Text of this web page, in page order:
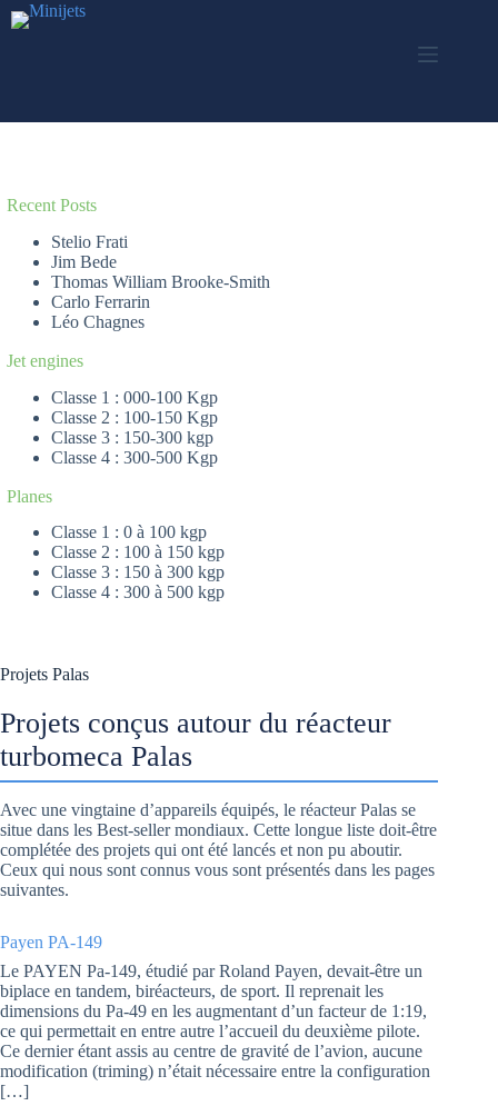
Passer
au
Projets Palas
Projets conçus autour du réacteur
turbomeca Palas
Avec une vingtaine d’appareils équipés, le réacteur Palas se
situe dans les Best-seller mondiaux. Cette longue liste doit-être
complétée des projets qui ont été lancés et non pu aboutir.
Ceux qui nous sont connus vous sont présentés dans les pages
suivantes.
Payen PA-149
Le PAYEN Pa-149, étudié par Roland Payen, devait-être un
biplace en tandem, biréacteurs, de sport. Il reprenait les
dimensions du Pa-49 en les augmentant d’un facteur de 1:19,
ce qui permettait en entre autre l’accueil du deuxième pilote.
Ce dernier étant assis au centre de gravité de l’avion, aucune
modification (triming) n’était nécessaire entre la configuration
[…]
Recent Posts
Stelio Frati
Jim Bede
Thomas William Brooke-Smith
Carlo Ferrarin
Léo Chagnes
Jet engines
Classe 1 : 000-100 Kgp
Classe 2 : 100-150 Kgp
Classe 3 : 150-300 kgp
Classe 4 : 300-500 Kgp
Planes
Classe 1 : 0 à 100 kgp
Classe 2 : 100 à 150 kgp
Classe 3 : 150 à 300 kgp
Classe 4 : 300 à 500 kgp